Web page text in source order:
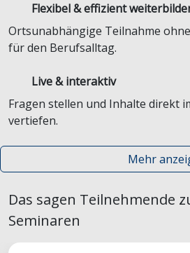
Flexibel & effizient
Ortsunabhängige Teilnahme
für den Berufsalltag.
Live & interaktiv
Fragen stellen und Inhalte direkt
vertiefen.
Mehr
Das sagen Teilnehmende
Seminaren